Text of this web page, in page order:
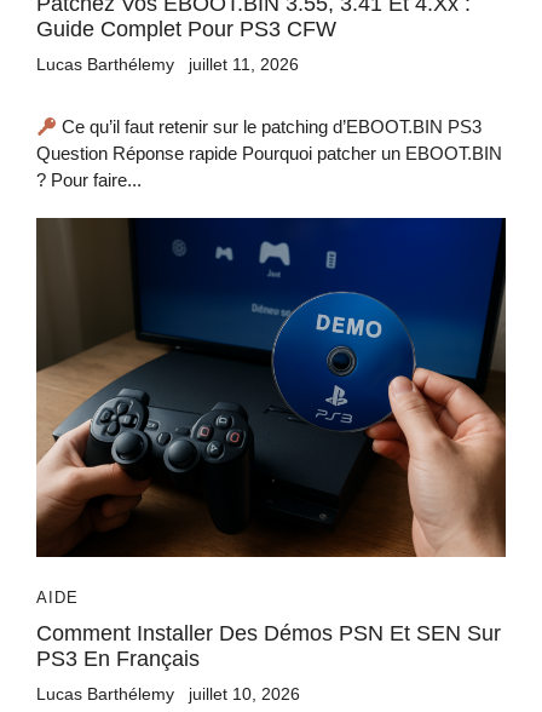
Guide Complet Pour PS3 CFW
Lucas Barthélemy juillet 11, 2026
Ce qu’il faut retenir sur le patching d’EBOOT.BIN PS3
Question Réponse rapide Pourquoi patcher un EBOOT.BIN
? Pour faire...
AIDE
Comment Installer Des Démos PSN Et SEN Sur
PS3 En Français
Lucas Barthélemy juillet 10, 2026